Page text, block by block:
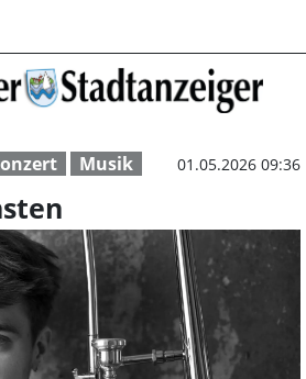
Jazz vom
Musik 01.05.2026 09:36